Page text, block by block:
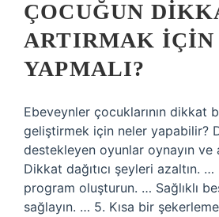
ÇOCUĞUN
ARTIRMAK IÇIN
YAPMALI?
Ebeveynler çocuklarının dikkat
geliştirmek için neler yapabilir?
destekleyen oyunlar oynayın
Dikkat dağıtıcı şeyleri azaltın.
program oluşturun. … Sağlıklı
sağlayın. … 5. Kısa bir